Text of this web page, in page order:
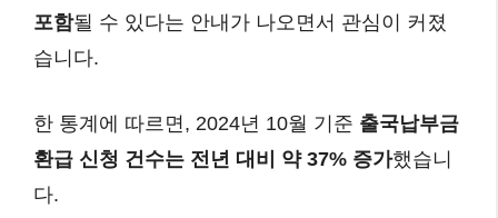
포함될 수 있다는 안내가 나오면서 관심이 커졌
습니다.
한 통계에 따르면, 2024년 10월 기준 출국납부금
환급 신청 건수는 전년 대비 약 37% 증가했습니
다.